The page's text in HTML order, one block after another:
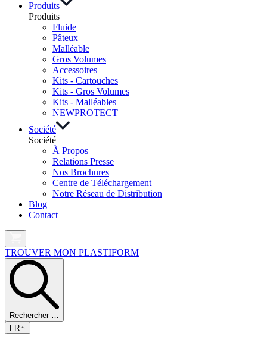
Produits
Produits
Fluide
Pâteux
Malléable
Gros Volumes
Accessoires
Kits - Cartouches
Kits - Gros Volumes
Kits - Malléables
NEWPROTECT
Société
Société
À Propos
Relations Presse
Nos Brochures
Centre de Téléchargement
Notre Réseau de Distribution
Blog
Contact
TROUVER MON PLASTIFORM
Rechercher …
FR